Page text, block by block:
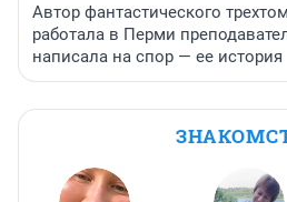
Автор фантастического
работала в Перми
написала на спор — ее история